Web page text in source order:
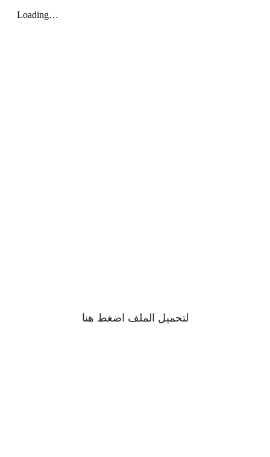
لتحميل الملف اضغط هنا